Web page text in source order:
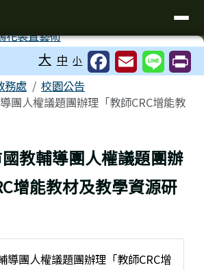
大 中 小
務處
校園公告
團人權議題團辦理「教師CRC增能教
教輔導團人權議題團辦
增能教材及教學資源研
導團人權議題團辦理「教師CRC增